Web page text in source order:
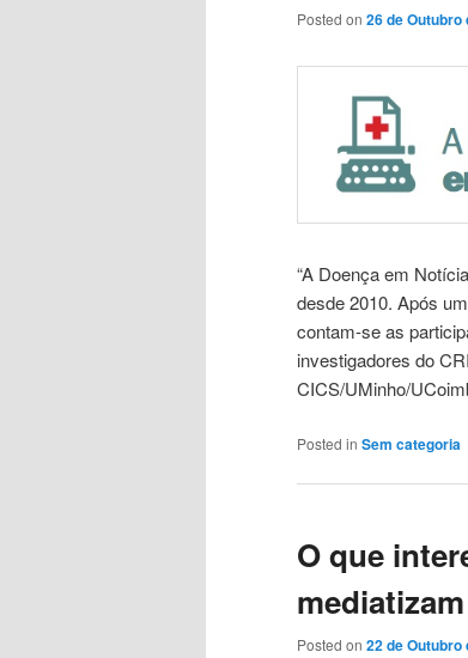
Posted on 26 de Outubro
“A Doença em
desde 2010. Após
contam-se as
investigadores do
CICS/UMinho/
Posted in Sem categoria
O que
Posted on 22 de Outubro